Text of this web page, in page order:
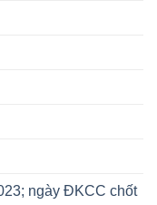
ngày ĐKCC chốt